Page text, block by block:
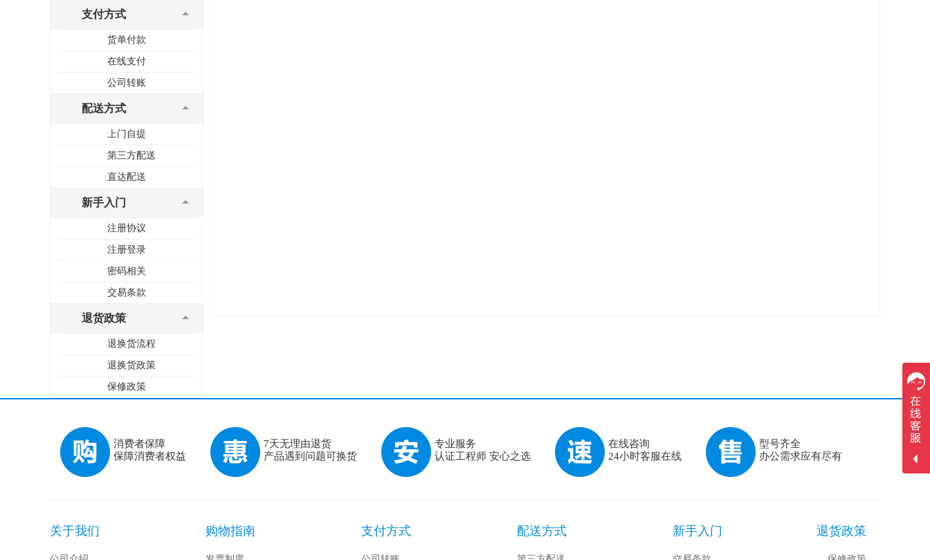
支付方式
货单付款
在线支付
公司转账
配送方式
上门自提
第三方配送
直达配送
新手入门
注册协议
注册登录
密码相关
交易条款
退货政策
退换货流程
退换货政策
保修政策
消费者保障
保障消费者权益
7天无理由退货
产品遇到问题可换货
专业服务
认证工程师 安心之选
在线咨询
24小时客服在线
型号齐全
办公需求应有尽有
关于我们 购物指南 支付方式 配送方式 新手入门 退货政策